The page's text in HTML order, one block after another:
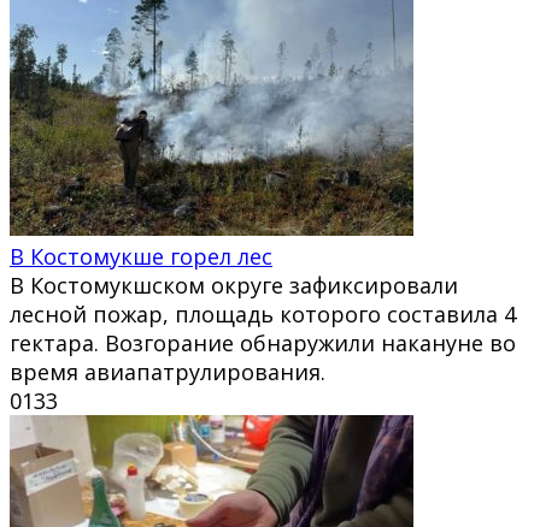
В Костомукше горел лес
В Костомукшском округе зафиксировали
лесной пожар, площадь которого составила 4
гектара. Возгорание обнаружили накануне во
время авиапатрулирования.
0133